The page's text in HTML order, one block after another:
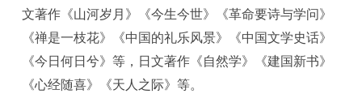
文著作《山河岁月》《今生今世》《革命要诗与学问》
《禅是一枝花》《中国的礼乐风景》《中国文学史话》
《今日何日兮》等，日文著作《自然学》《建国新书》
《心经随喜》《天人之际》等。